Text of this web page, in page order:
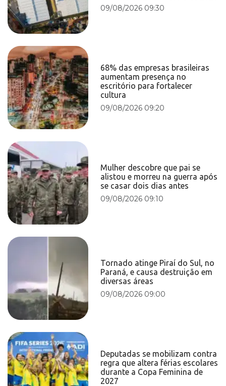
09/08/2026 09:30
68% das empresas brasileiras
aumentam presença no
escritório para fortalecer
cultura
09/08/2026 09:20
Mulher descobre que pai se
alistou e morreu na guerra após
se casar dois dias antes
09/08/2026 09:10
Tornado atinge Piraí do Sul, no
Paraná, e causa destruição em
diversas áreas
09/08/2026 09:00
Deputadas se mobilizam contra
regra que altera férias escolares
durante a Copa Feminina de
2027